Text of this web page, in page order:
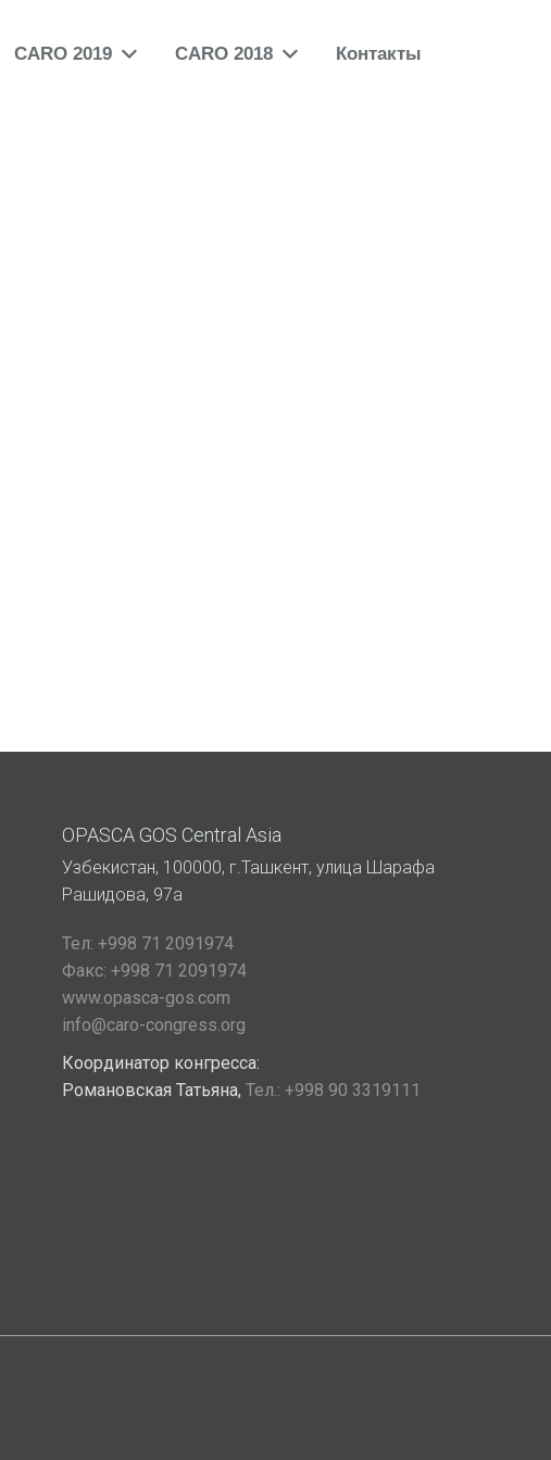
CARO 2019 CARO 2018 Контакты
OPASCA GOS Central Asia
Узбекистан, 100000, г.Ташкент, улица Шарафа
Рашидова, 97а
Тел: +998 71 2091974
Факс: +998 71 2091974
www.opasca-gos.com
info@caro-congress.org
Координатор конгресса:
Романовская Татьяна, Тел.: +998 90 3319111